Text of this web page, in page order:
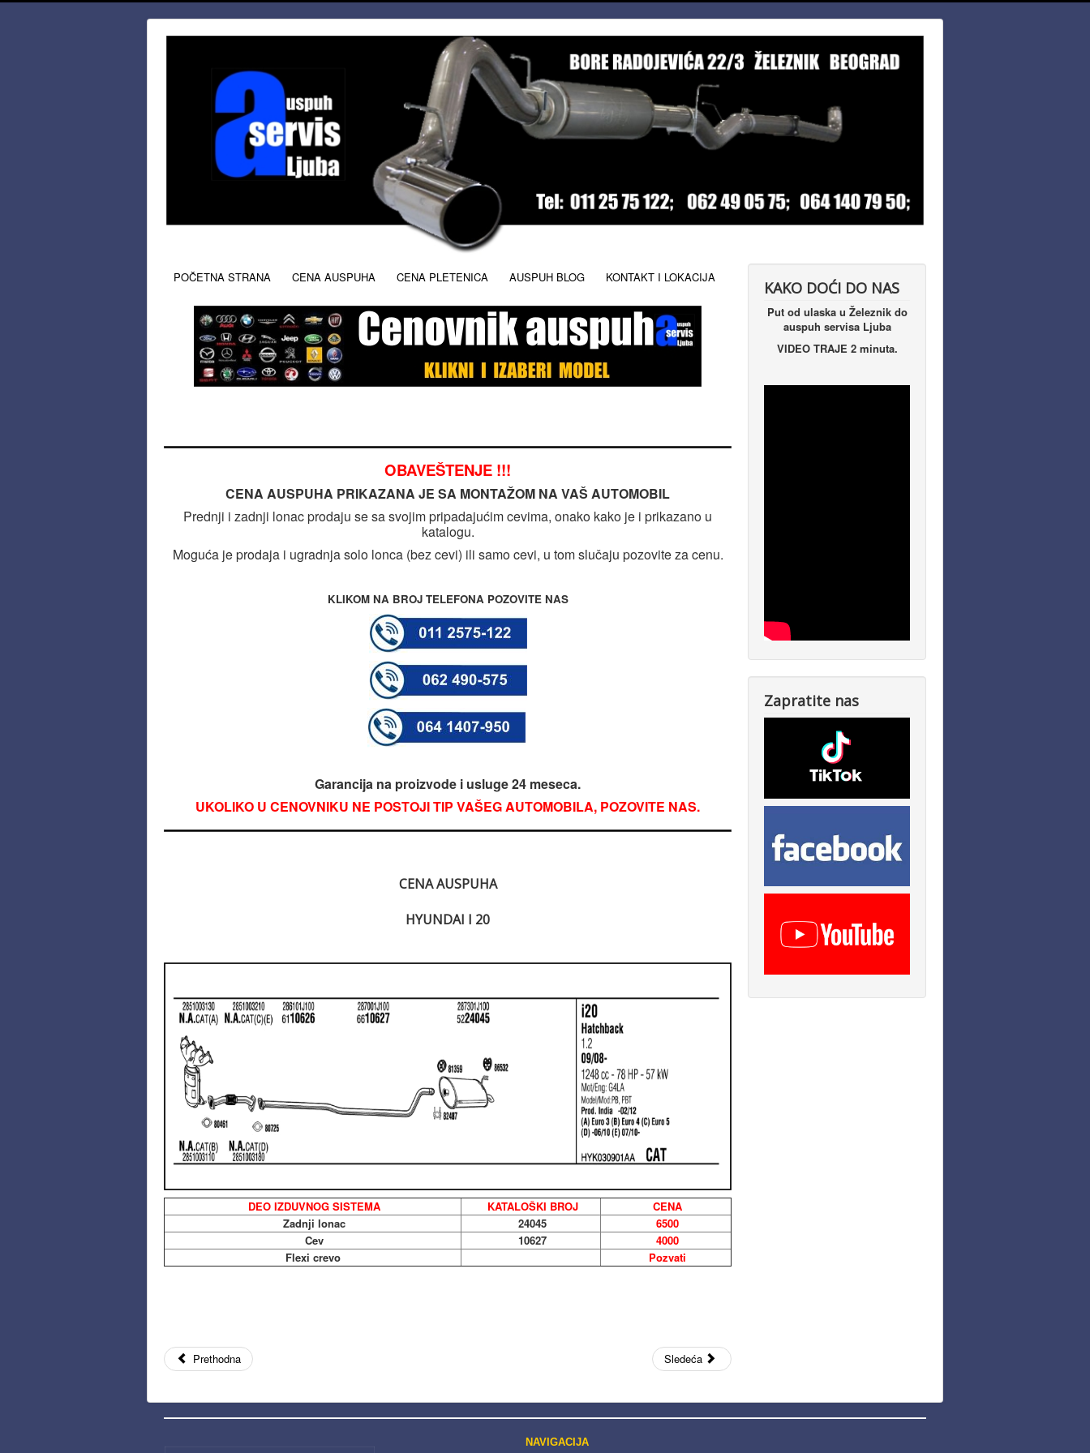
POČETNA STRANA CENA AUSPUHA CENA PLETENICA AUSPUH BLOG KONTAKT I LOKACIJA
OBAVEŠTENJE !!!
CENA AUSPUHA PRIKAZANA JE SA MONTAŽOM NA VAŠ AUTOMOBIL
Prednji i zadnji lonac prodaju se sa svojim pripadajućim cevima, onako kako je i prikazano u
katalogu.
Moguća je prodaja i ugradnja solo lonca (bez cevi) ili samo cevi, u tom slučaju pozovite za cenu.
KLIKOM NA BROJ TELEFONA POZOVITE NAS
Garancija na proizvode i usluge 24 meseca.
UKOLIKO U CENOVNIKU NE POSTOJI TIP VAŠEG AUTOMOBILA, POZOVITE NAS.
CENA AUSPUHA
HYUNDAI I 20
DEO IZDUVNOG SISTEMA KATALOŠKI BROJ
CENA
Zadnji lonac
24045
6500
Cev
10627
4000
Flexi crevo
Pozvati
Prethodna Sledeća
KAKO DOĆI DO NAS
Put od ulaska u Železnik do
auspuh servisa Ljuba
VIDEO TRAJE 2 minuta.
Zapratite nas
NAVIGACIJA